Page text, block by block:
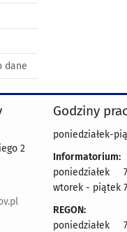
dane
2
Godziny
poniedziałek-
Informatorium:
poniedziałek
wtorek - piątek
REGON:
poniedziałek